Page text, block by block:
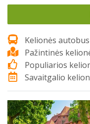
Kelionės
Pažintinės
Populiarios
Savaitgalio